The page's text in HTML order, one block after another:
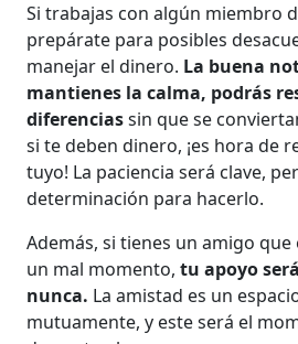
Si trabajas con algún miembro
prepárate para posibles
manejar el dinero. La buena
mantienes la calma, podrás
diferenciassin que se
si te deben dinero, ¡es hora de
tuyo! La paciencia será clave,
determinación para hacerlo.
Además, si tienes un amigo
un mal momento,tu apoyo
nunca. La amistad es un
mutuamente, y este será el